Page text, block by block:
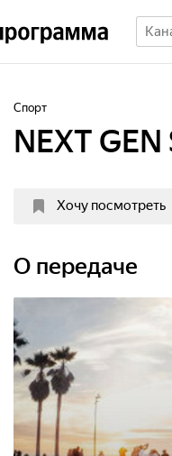
Спорт
NEXT
Хочу посмотреть
О передаче